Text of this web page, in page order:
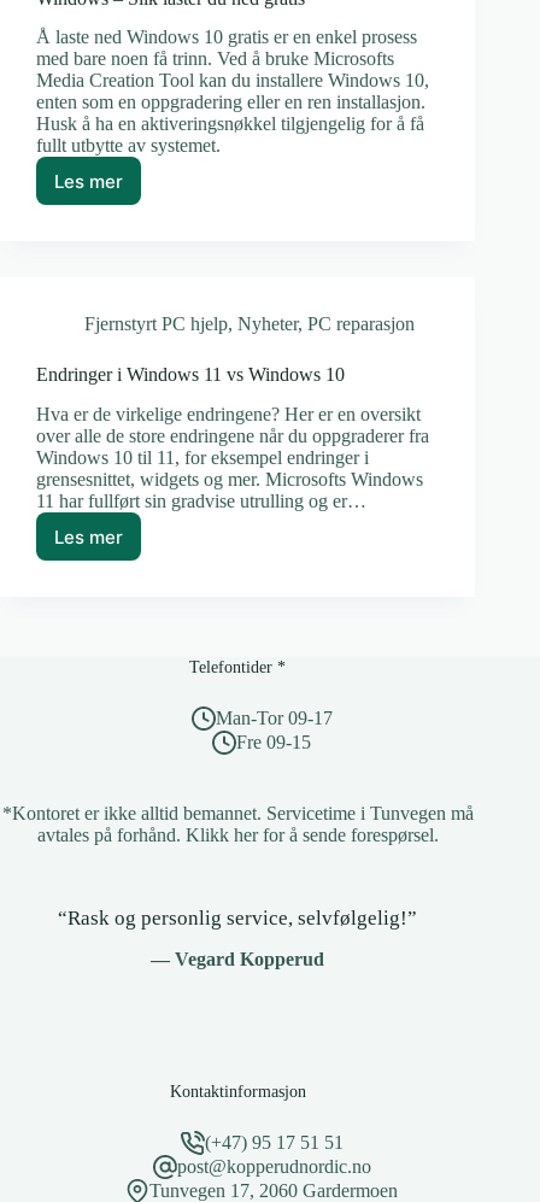
Å laste ned Windows 10 gratis er en enkel prosess
med bare noen få trinn. Ved å bruke Microsofts
Media Creation Tool kan du installere Windows 10,
enten som en oppgradering eller en ren installasjon.
Husk å ha en aktiveringsnøkkel tilgjengelig for å få
fullt utbytte av systemet.
Les merWindows
gratis
Fjernstyrt PC hjelp, Nyheter, PC reparasjon
Endringer i Windows 11 vs Windows 10
Hva er de virkelige endringene? Her er en oversikt
over alle de store endringene når du oppgraderer fra
Windows 10 til 11, for eksempel endringer i
grensesnittet, widgets og mer. Microsofts Windows
11 har fullført sin gradvise utrulling og er…
Les merEndringer
Telefontider *
Man-Tor 09-17
Fre 09-15
*Kontoret er ikke alltid bemannet. Servicetime i Tunvegen må
avtales på forhånd. Klikk her for å sende forespørsel.
“Rask og personlig service, selvfølgelig!”
— Vegard Kopperud
Kontaktinformasjon
(+47) 95 17 51 51
post@kopperudnordic.no
Tunvegen 17, 2060 Gardermoen